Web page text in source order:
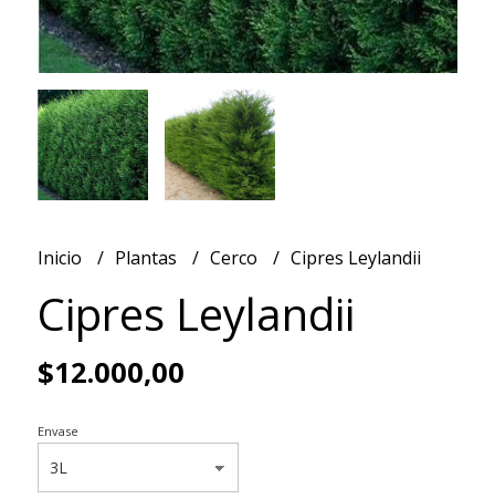
Inicio Plantas Cerco Cipres Leylandii
Cipres Leylandii
$12.000,00
Envase